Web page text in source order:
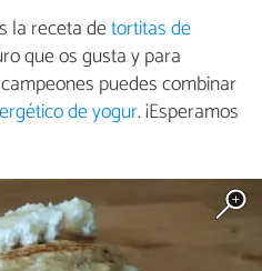
la receta detortitas de
que os gusta y para
puedes combinar
de yogur. ¡Esperamos